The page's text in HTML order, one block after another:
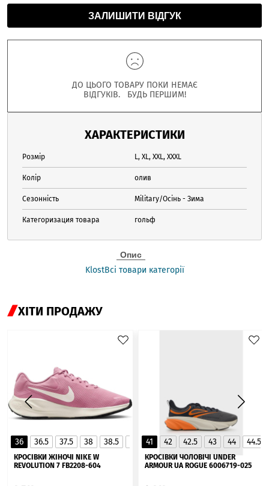
ЗАЛИШИТИ ВІДГУК
ДО ЦЬОГО ТОВАРУ ПОКИ НЕМАЄ
ВІДГУКІВ. БУДЬ ПЕРШИМ!
ХАРАКТЕРИСТИКИ
Розмір L, XL, XXL, XXXL
Колір олив
Сезонність Military/Осінь - Зима
Категоризация товара гольф
Опис
KlostВсі товари категорії
ХІТИ ПРОДАЖУ
36 36.5 37.5 38 38.5 40 40.5
41
▲
КРОСІВКИ ЖІНОЧІ NIKE W
REVOLUTION 7 FB2208-604
41 42 42.5 43 44 44.5
КРОСІВКИ ЧОЛОВІЧІ UNDER
ARMOUR UA ROGUE 6006719-025